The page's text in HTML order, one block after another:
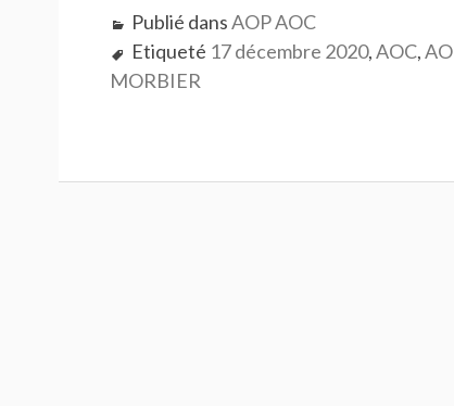
Publié dansAOP AOC
Etiqueté 17 décembre 2020,AOC,
MORBIER